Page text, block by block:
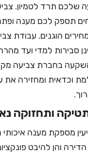
שלכם תרד לטמיון.
תספק לכם מענה
הוגנים. עבודת
סבירות למדי ועד
בחברת צביעה
וכדאית ומחזירה את
ותחזוקה
מספקת מענה איכותי
והן להיבט